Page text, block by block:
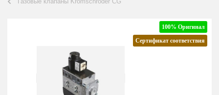
100% Оригинал
Сертификат соответствия